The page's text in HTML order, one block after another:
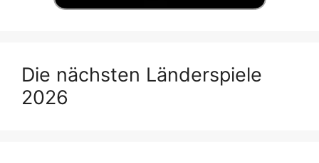
Die nächsten Länderspiele
2026